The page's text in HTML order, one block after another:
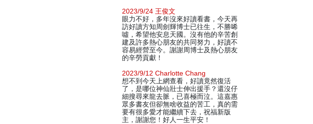
2023/9/24 王俊文
眼力不好，多年沒來好讀看書，今天再
訪好讀方知周劍輝博士已往生，不勝唏
噓，希望他安息天國。沒有他的辛苦創
建及許多熱心朋友的共同努力，好讀不
容易經營至今。謝謝周博士及熱心朋友
的辛勞貢獻！
2023/9/12 Charlotte Chang
想不到今天上網查看，好讀竟然復活
了，是哪位神仙壯士伸出援手？還沒仔
細搜尋來龍去脈，已喜極而泣。這嘉惠
眾多書友但卻無啥收益的苦工，真的需
要有很多愛才能繼續下去，祝福新版
主，謝謝您！好人一生平安！